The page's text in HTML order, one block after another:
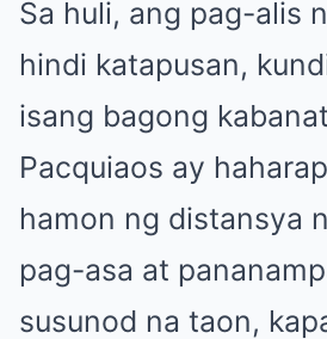
Sa huli, ang pag-alis
hindi katapusan,
isang bagong
Pacquiaos ay
hamon ng distansya
pag-asa at
susunod na taon,